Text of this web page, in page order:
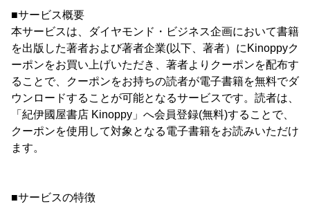
■サービス概要
本サービスは、ダイヤモンド・ビジネス企画において書籍
を出版した著者および著者企業(以下、著者）にKinoppyク
ーポンをお買い上げいただき、著者よりクーポンを配布す
ることで、クーポンをお持ちの読者が電子書籍を無料でダ
ウンロードすることが可能となるサービスです。読者は、
「紀伊國屋書店 Kinoppy」へ会員登録(無料)することで、
クーポンを使用して対象となる電子書籍をお読みいただけ
ます。
■サービスの特徴